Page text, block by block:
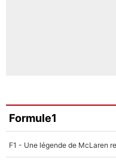
Formule1